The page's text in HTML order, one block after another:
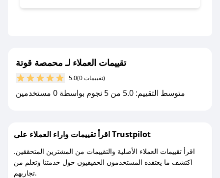
مع صحصح، تسوق بذكاء ووفّر على كل مشترياتك مع
كوبونات خصم حصرية من محمصة قوتة!
تقييمات العملاء لـ محمصة قوتة
5.0 (0 تقييمات)
متوسط التقييم: 5.0 من 5 نجوم بواسطة 0 مستخدمين
اقرأ تقييمات واراء العملاء على Trustpilot
اقرأ تقييمات العملاء الأصلية والتقييمات من المشترين المتحققين.
اكتشف ما يعتقده المستخدمون الحقيقيون حول خدمتنا وتعلم من
تجاربهم.